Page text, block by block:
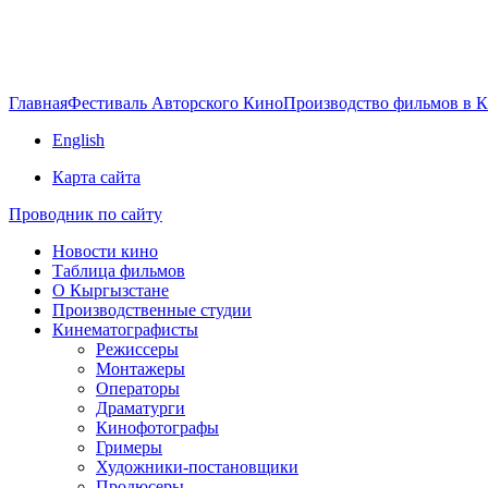
ГлавнаяФестиваль Авторского КиноПроизводство фильмов в
English
Карта сайта
Проводник по сайту
Новости кино
Таблица фильмов
О Кыргызстане
Производственные студии
Кинематографисты
Режиссеры
Монтажеры
Операторы
Драматурги
Кинофотографы
Гримеры
Художники-постановщики